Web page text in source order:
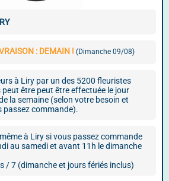
: DEMAIN ! (Dimanche 09/08)
à Liry par un des 5200 fleuristes
être peut être effectuée le jour
la semaine (selon votre besoin et
passez commande).
à Liry si vous passez commande
au samedi et avant 11h le dimanche
/ 7 (dimanche et jours fériés inclus)